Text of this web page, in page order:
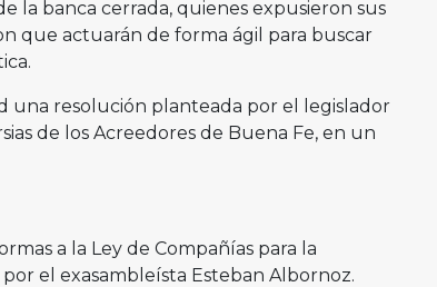
la banca cerrada, quienes expusieron sus
que actuarán de forma ágil para buscar
una resolución planteada por el legislador
de los Acreedores de Buena Fe, en un
a la Ley de Compañías para la
el exasambleísta Esteban Albornoz.